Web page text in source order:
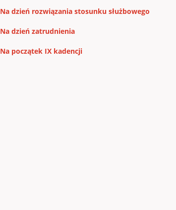
Na dzień rozwiązania stosunku służbowego
Na dzień zatrudnienia
Na początek IX kadencji